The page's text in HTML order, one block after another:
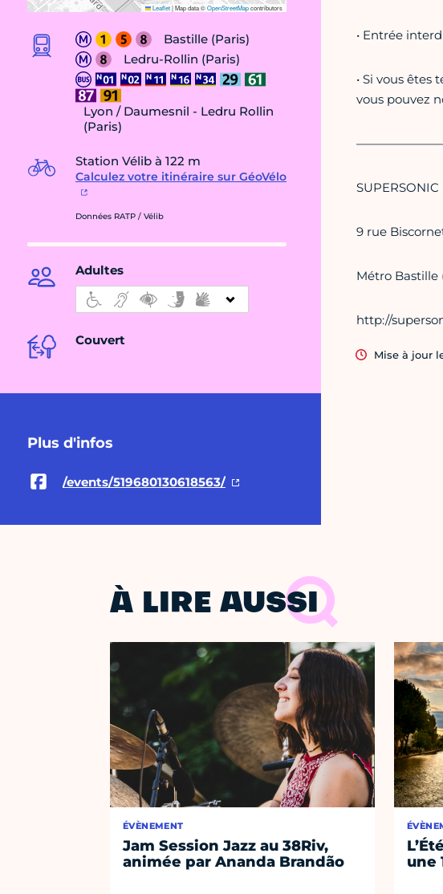
Leaflet|Map data ©OpenStreetMapcontributors
Bastille (Paris)
Ledru-Rollin (Paris)
Lyon / Daumesnil - Ledru Rollin
(Paris)
Station Vélib à 122 m
Calculez votre itinéraire sur GéoVélo
Données RATP / Vélib
Adultes
Couvert
Plus d'infos
/events/519680130618563/
• Entrée
• Si vous
vous pouvez
SUPERSONIC
9 rue
Métro Bastille
http://
Mise à jour
À LIRE AUSSI
ÉVÈNEMENT
Jam Session Jazz au 38Riv,
animée par Ananda Brandão
une